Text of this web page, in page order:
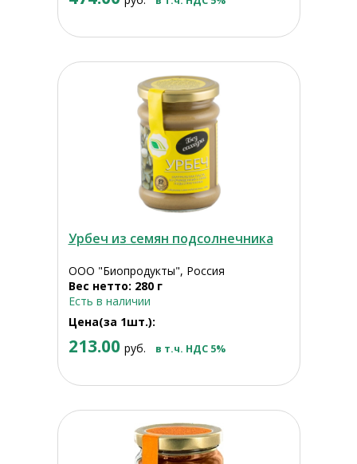
Урбеч из семян подсолнечника
ООО "Биопродукты", Россия
Вес нетто: 280 г
Есть в наличии
Цена(за 1шт.):
213.00 руб. в т.ч. НДС 5%